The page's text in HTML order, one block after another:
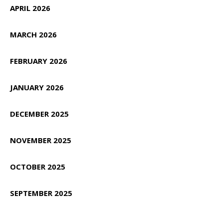
APRIL 2026
MARCH 2026
FEBRUARY 2026
JANUARY 2026
DECEMBER 2025
NOVEMBER 2025
OCTOBER 2025
SEPTEMBER 2025